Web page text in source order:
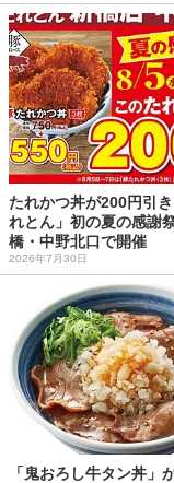
たれかつ丼が200円引
れとん」初の夏の感謝
橋・中野北口で開催
2026年7月30日
「鬼おろし牛タン丼」